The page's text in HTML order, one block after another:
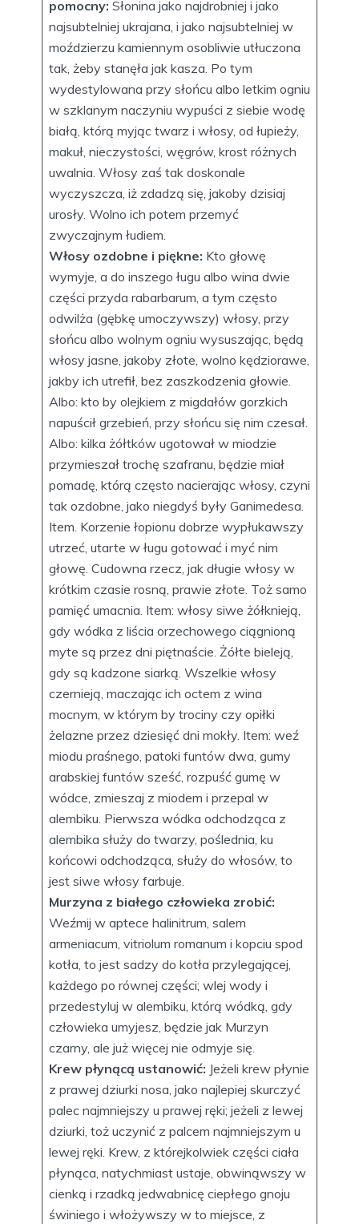
pomocny: Słonina jako najdrobniej i jako
najsubtelniej ukrajana, i jako najsubtelniej w
moździerzu kamiennym osobliwie utłuczona
tak, żeby stanęła jak kasza. Po tym
wydestylowana przy słońcu albo letkim ogniu
w szklanym naczyniu wypuści z siebie wodę
białą, którą myjąc twarz i włosy, od łupieży,
makuł, nieczystości, węgrów, krost różnych
uwalnia. Włosy zaś tak doskonale
wyczyszcza, iż zdadzą się, jakoby dzisiaj
urosły. Wolno ich potem przemyć
zwyczajnym łudiem.
Włosy ozdobne i piękne: Kto głowę
wymyje, a do inszego ługu albo wina dwie
części przyda rabarbarum, a tym często
odwilża (gębkę umoczywszy) włosy, przy
słońcu albo wolnym ogniu wysuszając, będą
włosy jasne, jakoby złote, wolno kędziorawe,
jakby ich utrefił, bez zaszkodzenia głowie.
Albo: kto by olejkiem z migdałów gorzkich
napuścił grzebień, przy słońcu się nim czesał.
Albo: kilka żółtków ugotował w miodzie
przymieszał trochę szafranu, będzie miał
pomadę, którą często nacierając włosy, czyni
tak ozdobne, jako niegdyś były Ganimedesa.
Item. Korzenie łopionu dobrze wypłukawszy
utrzeć, utarte w ługu gotować i myć nim
głowę. Cudowna rzecz, jak długie włosy w
krótkim czasie rosną, prawie złote. Toż samo
pamięć umacnia. Item: włosy siwe żółknieją,
gdy wódka z liścia orzechowego ciągnioną
myte są przez dni piętnaście. Żółte bieleją,
gdy są kadzone siarką. Wszelkie włosy
czernieją, maczając ich octem z wina
mocnym, w którym by trociny czy opiłki
żelazne przez dziesięć dni mokły. Item: weź
miodu praśnego, patoki funtów dwa, gumy
arabskiej funtów sześć, rozpuść gumę w
wódce, zmieszaj z miodem i przepal w
alembiku. Pierwsza wódka odchodząca z
alembika służy do twarzy, poślednia, ku
końcowi odchodząca, służy do włosów, to
jest siwe włosy farbuje.
Murzyna z białego człowieka zrobić:
Weźmij w aptece halinitrum, salem
armeniacum, vitriolum romanum i kopciu spod
kotła, to jest sadzy do kotła przylegającej,
każdego po równej części; wlej wody i
przedestyluj w alembiku, którą wódką, gdy
człowieka umyjesz, będzie jak Murzyn
czarny, ale już więcej nie odmyje się.
Krew płynącą ustanowić: Jeżeli krew płynie
z prawej dziurki nosa, jako najlepiej skurczyć
palec najmniejszy u prawej ręki; jeżeli z lewej
dziurki, toż uczynić z palcem najmniejszym u
lewej ręki. Krew, z którejkolwiek części ciała
płynąca, natychmiast ustaje, obwinąwszy w
cienką i rzadką jedwabnicę ciepłego gnoju
świniego i włożywszy w to miejsce, z